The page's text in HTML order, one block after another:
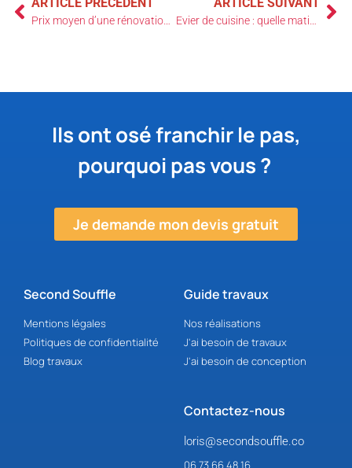
Ils ont osé franchir le pas,
pourquoi pas vous ?
Je demande mon devis gratuit
Guide travaux
Nos réalisations
J'ai besoin de travaux
J'ai besoin de conception
Second Souffle
Mentions légales
Politiques de confidentialité
Blog travaux
Contactez-nous
loris@secondsouffle.co
06 73 66 48 16